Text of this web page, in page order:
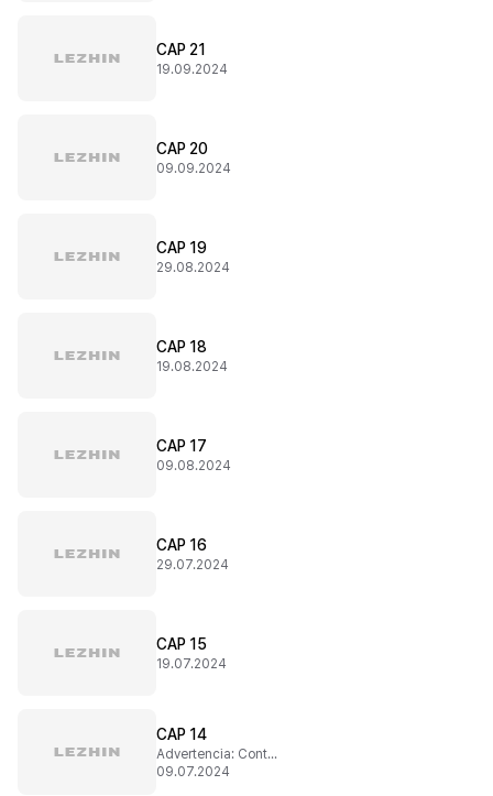
CAP 21
19.09.2024
CAP 20
09.09.2024
CAP 19
29.08.2024
CAP 18
19.08.2024
CAP 17
09.08.2024
CAP 16
29.07.2024
CAP 15
19.07.2024
CAP 14
Advertencia: Contenido sensible
09.07.2024